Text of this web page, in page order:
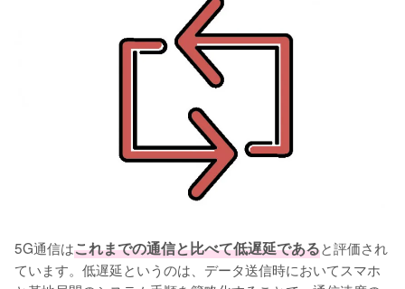
5G通信はこれまでの通信と比べて低遅延であると評価され
ています。低遅延というのは、データ送信時においてスマホ